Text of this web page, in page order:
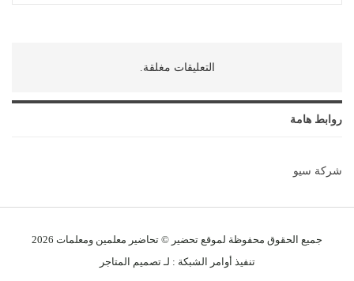
التعليقات مغلقة.
روابط هامة
شركة سيو
جميع الحقوق محفوظة لموقع تحضير © تحاضير معلمين ومعلمات
تنفيذ أوامر الشبكة : لـتصميم المتاجر